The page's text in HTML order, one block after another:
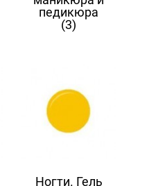
педикюра
(3)
Ногти. Гель